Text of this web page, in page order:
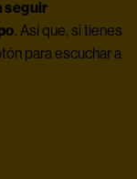
seguir
. Así que, si tienes
para escuchar a